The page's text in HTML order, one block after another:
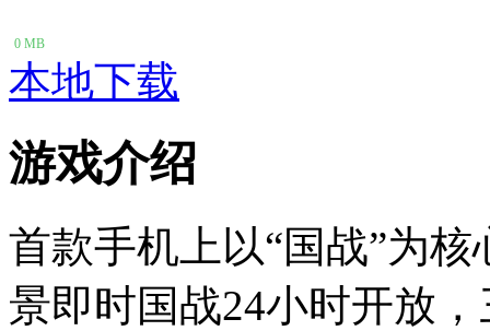
0 MB
本地下载
游戏介绍
首款手机上以“国战”为
景即时国战24小时开放